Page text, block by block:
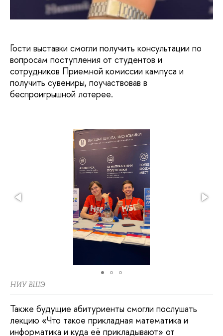
Гости выставки смогли получить консультации по
вопросам поступления от студентов и
сотрудников Приемной комиссии кампуса и
получить сувениры, поучаствовав в
беспроигрышной лотерее.
НИУ ВШЭ
Также будущие абитуриенты смогли послушать
лекцию «Что такое прикладная математика и
информатика и куда её прикладывают» от